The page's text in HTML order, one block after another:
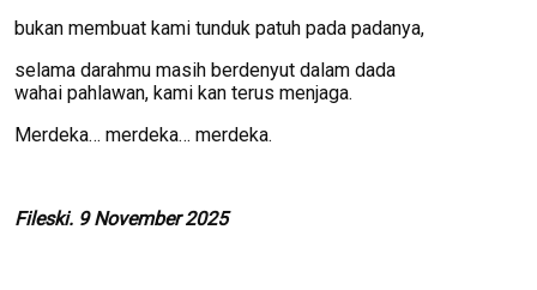
bukan membuat kami tunduk patuh pada padanya,
selama darahmu masih berdenyut dalam dada
wahai pahlawan, kami kan terus menjaga.
Merdeka… merdeka… merdeka.
Fileski. 9 November 2025